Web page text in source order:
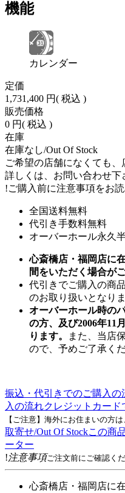
機能
カレンダー
定価
1,731,400 円( 税込 )
販売価格
0 円( 税込 )
在庫
在庫なし/Out Of Stock
ご希望の店舗になくても、
詳しくは、お問い合わせ下
!ご購入前に注意事項をお読
全国送料無料
代引き手数料無料
オーバーホール永久
心斎橋店・福岡店に
間をいただく場合が
代引きでご購入の商
のお取り扱いとなりま
オーバーホール時の
の方、及び2006年11
ります。
また、当店
ので、予めご了承くだ
振込・代引きでのご購入の
入の流れクレジットカー
【ご注意】海外にお住まいの方
取寄せ/Out Of Stockこの商
ーター
!注意事項ご注文前にご確認く
心斎橋店・福岡店に